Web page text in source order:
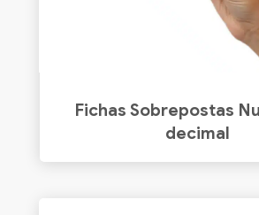
Fichas Sobrepostas
decimal